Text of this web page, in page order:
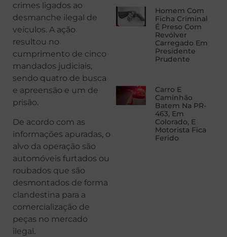
crimes ligados ao
desmanche ilegal de
veículos. A ação
resultou no
cumprimento de cinco
mandados judiciais,
sendo quatro de busca
e apreensão e um de
prisão.
De acordo com as
informações apuradas, o
alvo da operação são
automóveis furtados ou
roubados que são
desmontados de forma
clandestina para a
comercialização de
peças no mercado
ilegal.
Homem Com
Ficha Criminal
É Preso Com
Revólver
Carregado Em
Presidente
Prudente
Carro E
Caminhão
Batem Na PR-
463, Em
Colorado, E
Motorista Fica
Ferido